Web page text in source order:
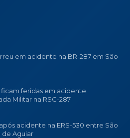
em acidente na BR-287 em São
feridas em acidente
Militar na RSC-287
acidente na ERS-530 entre São
de Aguiar